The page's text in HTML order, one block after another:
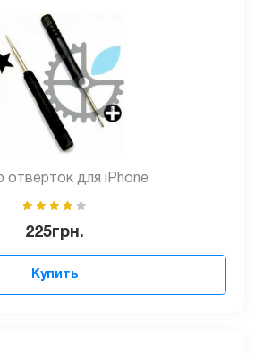
отверток для iPhone
225грн.
Купить